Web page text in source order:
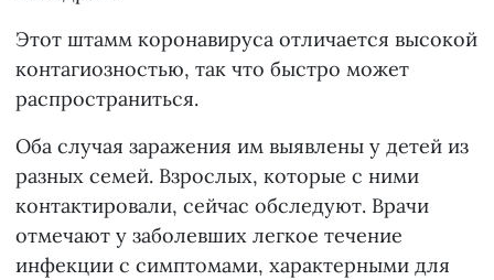
Этот штамм коронавируса отличается высокой
контагиозностью, так что быстро может
распространиться.
Оба случая заражения им выявлены у детей из
разных семей. Взрослых, которые с ними
контактировали, сейчас обследуют. Врачи
отмечают у заболевших легкое течение
инфекции с симптомами, характерными для